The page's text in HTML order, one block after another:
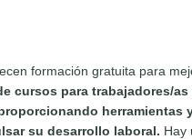
formación gratuita para
cursos para trabajadores/
herramientas
su desarrollo laboral. Hay